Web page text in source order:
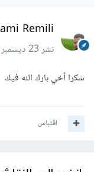
Remili
نشر23 ديسمبر 2020
شكرا أخي بارك الله فيك
اقتباس